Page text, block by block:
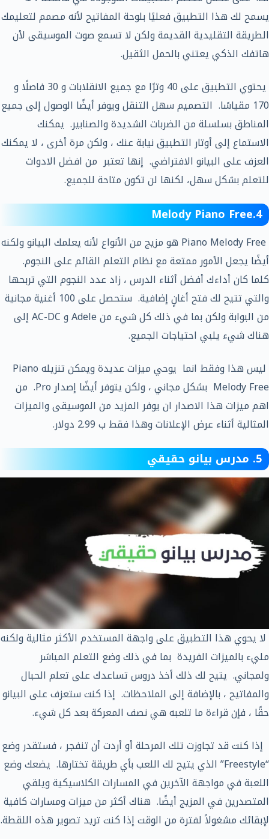
يسمح لك هذا التطبيق فعليًا بلوحة المفاتيح لأنه مصمم لتعليمك
الطريقة التقليدية القديمة ولكن لا تسمع صوت الموسيقى لأن
هاتفك الذكي يعتني بالحمل الثقيل.
يحتوي التطبيق على 40 وترًا مع جميع الانقلابات و 30 فاصلًا و
170 مقياسًا. التصميم سهل التنقل ويوفر أيضًا الوصول إلى جميع
المناطق بسلسلة من الضربات الشديدة والصنابير. يمكنك
الاستماع إلى أوتار التطبيق نيابة عنك ، ولكن مرة أخرى ، لا يمكنك
العزف على البيانو الافتراضي. إنها تعتبر من افضل الادوات
للتعلم بشكل سهل، لكنها لن تكون متاحة للجميع.
4.Melody Piano Free
Piano Melody Free هو مزيج من الأنواع لأنه يعلمك البيانو ولكنه
أيضًا يجعل الأمور ممتعة مع نظام التعلم القائم على النجوم.
كلما كان أداءك أفضل أثناء الدرس ، زاد عدد النجوم التي تربحها
والتي تتيح لك فتح أغانٍ إضافية. ستحصل على 100 أغنية مجانية
من البوابة ولكن بما في ذلك كل شيء من Adele و AC-DC إلى
هناك شيء يلبي احتياجات الجميع.
ليس هذا وفقط انما يوحي ميزات عديدة ويمكن تنزيله Piano
Melody Free بشكل مجاني ، ولكن يتوفر أيضًا إصدار Pro. من
اهم ميزات هذا الاصدار ان يوفر المزيد من الموسيقى والميزات
المثالية أثناء عرض الإعلانات وهذا فقط ب 2.99 دولار.
5. مدرس بيانو حقيقي
لا يحوي هذا التطبيق على واجهة المستخدم الأكثر مثالية ولكنه
مليء بالميزات الفريدة بما في ذلك وضع التعلم المباشر
ولمجاني. يتيح لك ذلك أخذ دروس تساعدك على تعلم الحبال
والمفاتيح ، بالإضافة إلى الملاحظات. إذا كنت ستعزف على البيانو
حقًا ، فإن قراءة ما تلعبه هي نصف المعركة بعد كل شيء.
إذا كنت قد تجاوزت تلك المرحلة أو أردت أن تنفجر ، فستقدر وضع
“Freestyle” الذي يتيح لك اللعب بأي طريقة تختارها. يضعك وضع
اللعبة في مواجهة الآخرين في المسارات الكلاسيكية ويلقي
المتصدرين في المزيج أيضًا. هناك أكثر من ميزات ومسارات كافية
لإبقائك مشغولاً لفترة من الوقت إذا كنت تريد تصوير هذه اللقطة.